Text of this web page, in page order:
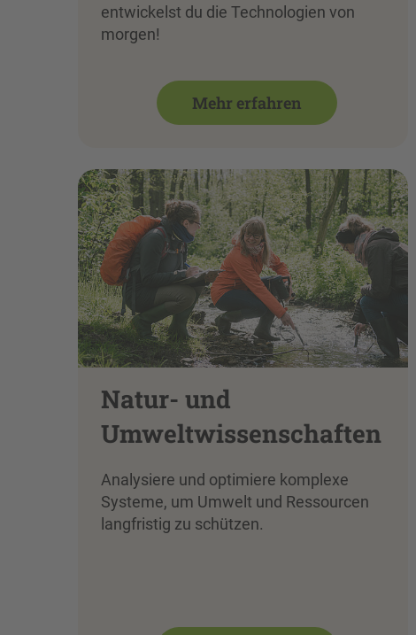
entwickelst du die Technologien von
morgen!
Mehr erfahren
Natur- und
Umweltwissenschaften
Analysiere und optimiere komplexe
Systeme, um Umwelt und Ressourcen
langfristig zu schützen.